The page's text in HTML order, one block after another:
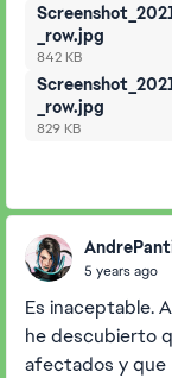
_row.jpg
842 KB
_row.jpg
829 KB
5 years ago
Es inaceptable.
he descubierto
afectados y que